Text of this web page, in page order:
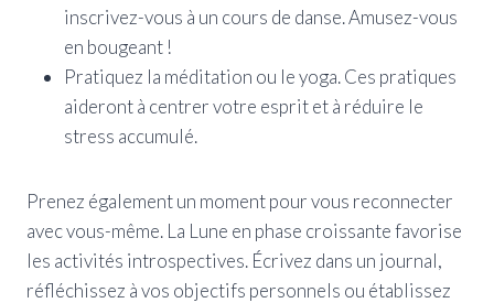
inscrivez-vous à un cours de danse. Amusez-vous
en bougeant !
Pratiquez la méditation ou le yoga. Ces pratiques
aideront à centrer votre esprit et à réduire le
stress accumulé.
Prenez également un moment pour vous reconnecter
avec vous-même. La Lune en phase croissante favorise
les activités introspectives. Écrivez dans un journal,
réfléchissez à vos objectifs personnels ou établissez